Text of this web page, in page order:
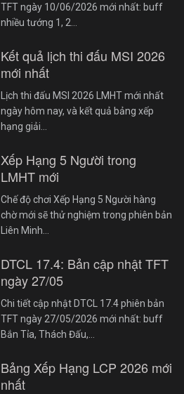
TFT ngày 10/06/2026 mới nhất: buff
nhiều tướng 1, 2…
Kết quả lịch thi đấu MSI 2026
mới nhất
Lịch thi đấu MSI 2026 LMHT mới nhất
ngày hôm nay, và kết quả bảng xếp
hạng giải…
Xếp Hạng 5 Người trong
LMHT mới
Chế độ chơi Xếp Hạng 5 Người hàng
chờ mới sẽ thử nghiệm trong phiên bản
Liên Minh…
DTCL 17.4: Bản cập nhật TFT
ngày 27/05
Chi tiết cập nhật DTCL 17.4 phiên bản
TFT ngày 27/05/2026 mới nhất: buff
Bắn Tỉa, Thách Đấu,…
Bảng Xếp Hạng LCP 2026 mới
nhất